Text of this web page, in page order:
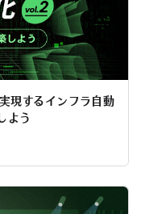
現するインフラ自動
よう